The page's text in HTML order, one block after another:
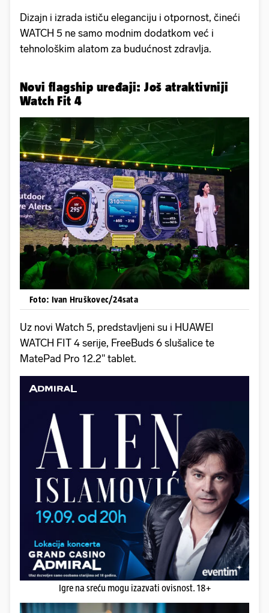
Dizajn i izrada ističu eleganciju i otpornost, čineći
WATCH 5 ne samo modnim dodatkom već i
tehnološkim alatom za budućnost zdravlja.
Novi flagship uređaji: Još atraktivniji
Watch Fit 4
Foto: Ivan Hruškovec/24sata
Uz novi Watch 5, predstavljeni su i HUAWEI
WATCH FIT 4 serije, FreeBuds 6 slušalice te
MatePad Pro 12.2" tablet.
Igre na sreću mogu izazvati ovisnost. 18+